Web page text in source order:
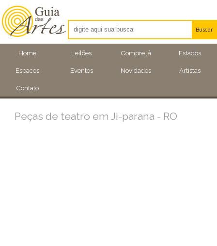
Home Leilões Compre já Estados
Espacos Eventos Novidades Artistas
Contato
Buscar
Artistas
Eventos
Peças de teatro em Ji-parana - RO